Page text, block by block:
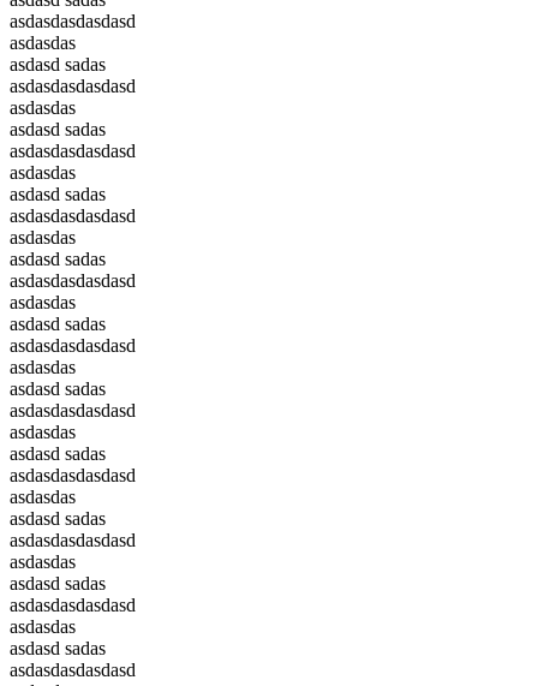
asdasdasdasdasd
asdasdas
asdasd sadas
asdasdasdasdasd
asdasdas
asdasd sadas
asdasdasdasdasd
asdasdas
asdasd sadas
asdasdasdasdasd
asdasdas
asdasd sadas
asdasdasdasdasd
asdasdas
asdasd sadas
asdasdasdasdasd
asdasdas
asdasd sadas
asdasdasdasdasd
asdasdas
asdasd sadas
asdasdasdasdasd
asdasdas
asdasd sadas
asdasdasdasdasd
asdasdas
asdasd sadas
asdasdasdasdasd
asdasdas
asdasd sadas
asdasdasdasdasd